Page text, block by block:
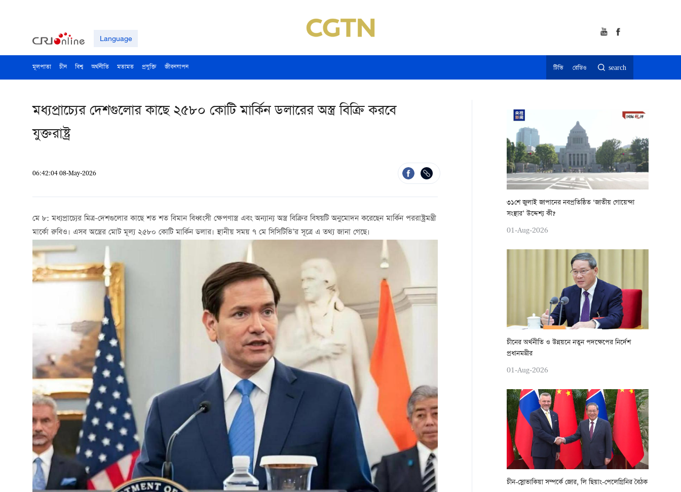
Language
মূলপাতা চীন বিশ্ব অর্থনীতি মতামত প্রযুক্তি জীবনযাপন টিভি রেডিও search
মধ্যপ্রাচ্যের দেশগুলোর কাছে ২৫৮০ কোটি মার্কিন ডলারের অস্ত্র বিক্রি করবে
যুক্তরাষ্ট্র
06:42:04 08-May-2026
মে ৮: মধ্যপ্রাচ্যের মিত্র-দেশগুলোর কাছে শত শত বিমান বিধ্বংসী ক্ষেপণাস্ত্র এবং অন্যান্য অস্ত্র বিক্রির বিষয়টি অনুমোদন করেছেন মার্কিন পররাষ্ট্রমন্ত্রী
মার্কো রুবিও। এসব অস্ত্রের মোট মূল্য ২৫৮০ কোটি মার্কিন ডলার। স্থানীয় সময় ৭ মে সিসিটিভি’র সূত্রে এ তথ্য জানা গেছে।
৩১শে জুলাই জাপানের নবপ্রতিষ্ঠিত ‘জাতীয় গোয়েন্দা
সংস্থার’ উদ্দেশ্য কী?
01-Aug-2026
চীনের অর্থনীতি ও উন্নয়নে নতুন পদক্ষেপের নির্দেশ
প্রধানমন্ত্রীর
01-Aug-2026
চীন-স্লোভাকিয়া সম্পর্কে জোর, লি ছিয়াং-পেলেগ্রিনির বৈঠক